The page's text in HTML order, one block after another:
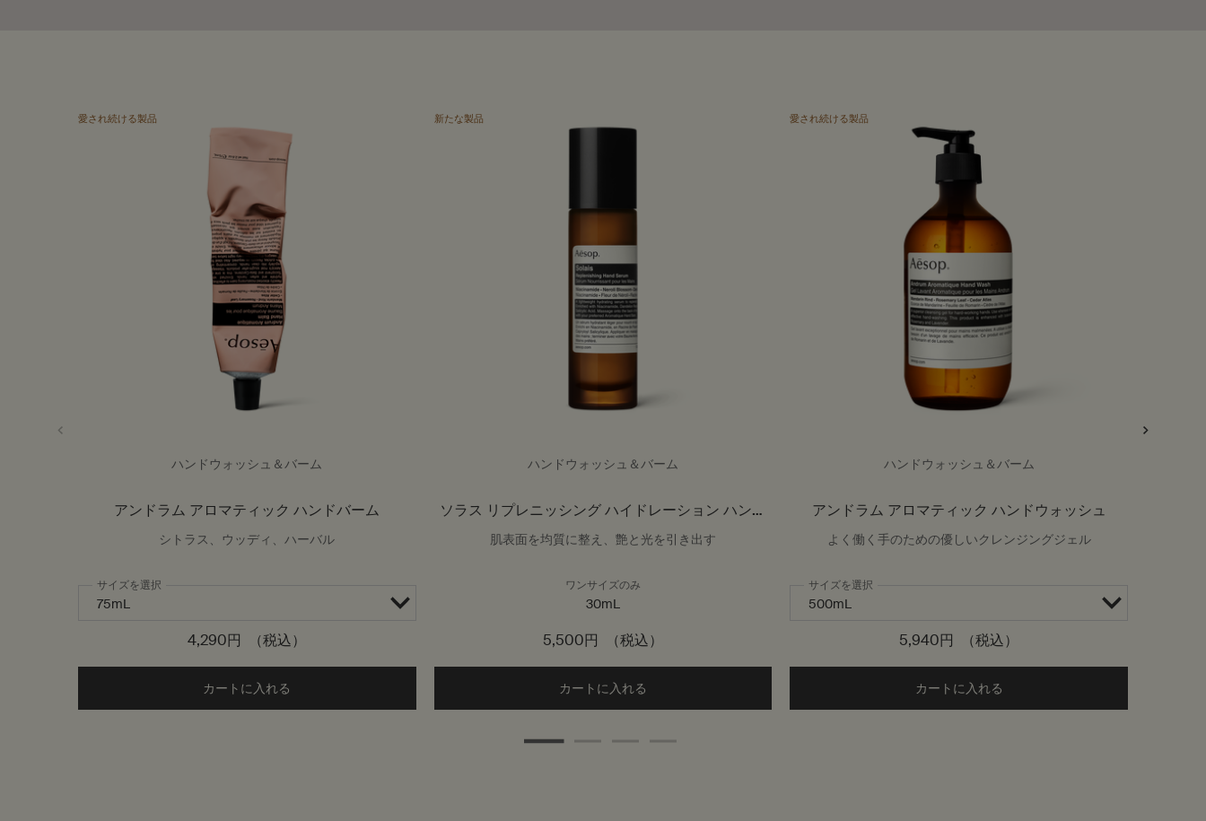
愛され続ける製品
ハンドウォッシュ＆バーム
アンドラム アロマティック ハンドバーム
シトラス、ウッディ、ハーバル
サイズを選択
4,290円 （税込）
カートに入れる Add the アンドラム アロマティック ハンドバーム to cart
新たな製品
ハンドウォッシュ＆バーム
ソラス リプレニッシング ハイドレーション ハンド
セラム
肌表面を均質に整え、艶と光を引き出す
ワンサイズのみ
30mL
5,500円 （税込）
カートに入れる Add the ソラス リプレニッシング ハイドレーション ハンド セラム to cart
愛され続ける製品
ハンドウォッシュ＆バーム
アンドラム アロマティック ハンドウォッシュ
よく働く手のための優しいクレンジングジェル
サイズを選択
5,940円 （税込）
カートに入れる